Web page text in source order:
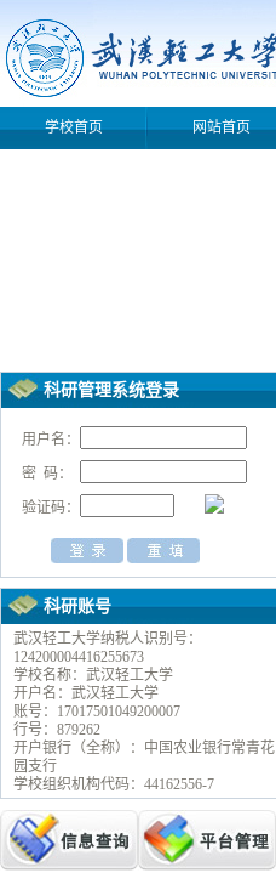
学校首页 网站首页
科研管理系统登录
用户名：
密 码：
验证码：
科研账号
武汉轻工大学纳税人识别号：
124200004416255673
学校名称：武汉轻工大学
开户名：武汉轻工大学
账号：17017501049200007
行号：879262
开户银行（全称）：中国农业银行常青花
园支行
学校组织机构代码：44162556-7